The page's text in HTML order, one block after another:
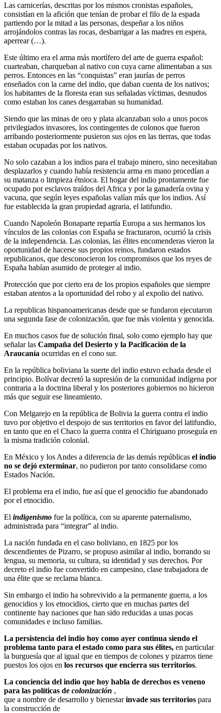
Las carnicerías, descritas por los mismos cronistas españoles,
consistían en la afición que tenían de probar el filo de la espada
partiendo por la mitad a las personas, despeñar a los niños
arrojándolos contras las rocas, desbarrigar a las madres en espera,
aperrear (…).
Este último era el arma más mortífero del arte de guerra español:
cuarteaban, charqueban al nativo con cuya carne alimentaban a sus
perros. Entonces en las “conquistas” eran jaurías de perros
enseñados con la carne del indio, que daban cuenta de los nativos;
los habitantes de la floresta eran sus señaladas víctimas, desnudos
como estaban los canes desgarraban su humanidad.
Siendo que las minas de oro y plata alcanzaban solo a unos pocos
privilegiados invasores, los contingentes de colonos que fueron
arribando posteriormente pusieron sus ojos en las tierras, que todas
estaban ocupadas por los nativos.
No solo cazaban a los indios para el trabajo minero, sino necesitaban
desplazarlos y cuando había resistencia arma en mano procedían a
su matanza o limpieza étnioca. El hogar del indio prontamente fue
ocupado por esclavos traídos del Africa y por la ganadería ovina y
vacuna, que según leyes españolas valían más que los indios. Así
fue establecida la gran propiedad agraria, el latifundio.
Cuando Napoleón Bonaparte repartía Europa a sus hermanos los
vínculos de las colonias con España se fracturaron, ocurrió la crisis
de la independencia. Las colonias, las élites encomenderas vieron la
oportunidad de hacerse sus propios reinos, fundaron estados
republicanos, que desconocieron los compromisos que los reyes de
España habían asumido de proteger al indio.
Protección que por cierto era de los propios españoles que siempre
estaban atentos a la oportunidad del robo y al expolio del nativo.
La republicas hispanoamericanas desde que se fundaron ejecutaron
una segunda fase de colonización, que fue más violenta y genocida.
En muchos casos fue de solución final, solo como ejemplo hay que
señalar las Campaña del Desierto y la Pacificación de la
Araucanía ocurridas en el cono sur.
En la república boliviana la suerte del indio estuvo echada desde el
principio. Bolívar decretó la supresión de la comunidad indígena por
contraria a la doctrina liberal y los posteriores gobiernos no hicieron
más que seguir ese lineamiento.
Con Melgarejo en la república de Bolivia la guerra contra el indio
tuvo por objetivo el despojo de sus territorios en favor del latifundio,
en tanto que en el Chaco la guerra contra el Chiriguano proseguía en
la misma tradición colonial.
En México y los Andes a diferencia de las demás repúblicas el indio
no se dejó exterminar, no pudieron por tanto consolidarse como
Estados Nación.
El problema era el indio, fue así que el genocidio fue abandonado
por el etnocidio.
El indigenismo fue la política, con su aparente paternalismo,
administrada para “integrar” al indio.
La nación fundada en el caso boliviano, en 1825 por los
descendientes de Pizarro, se propuso asimilar al indio, borrando su
lengua, su memoria, su cultura, su identidad y sus derechos. Por
decreto el indio fue convertido en campesino, clase trabajadora de
una élite que se reclama blanca.
Sin embargo el indio ha sobrevivido a la permanente guerra, a los
genocidios y los etnocidios, cierto que en muchas partes del
continente hay naciones que han sido reducidas a unas pocas
comunidades e incluso familias.
La persistencia del indio hoy como ayer continua siendo el
problema tanto para el estado como para sus élites, en particular
la burguesía que al igual que en tiempos de colones y pizarros tiene
puestos los ojos en los recursos que encierra sus territorios.
La conciencia del indio que hoy habla de derechos es veneno
para las políticas de colonización ,
que a nombre de desarrollo y bienestarinvade sus territorios para
la construcción de